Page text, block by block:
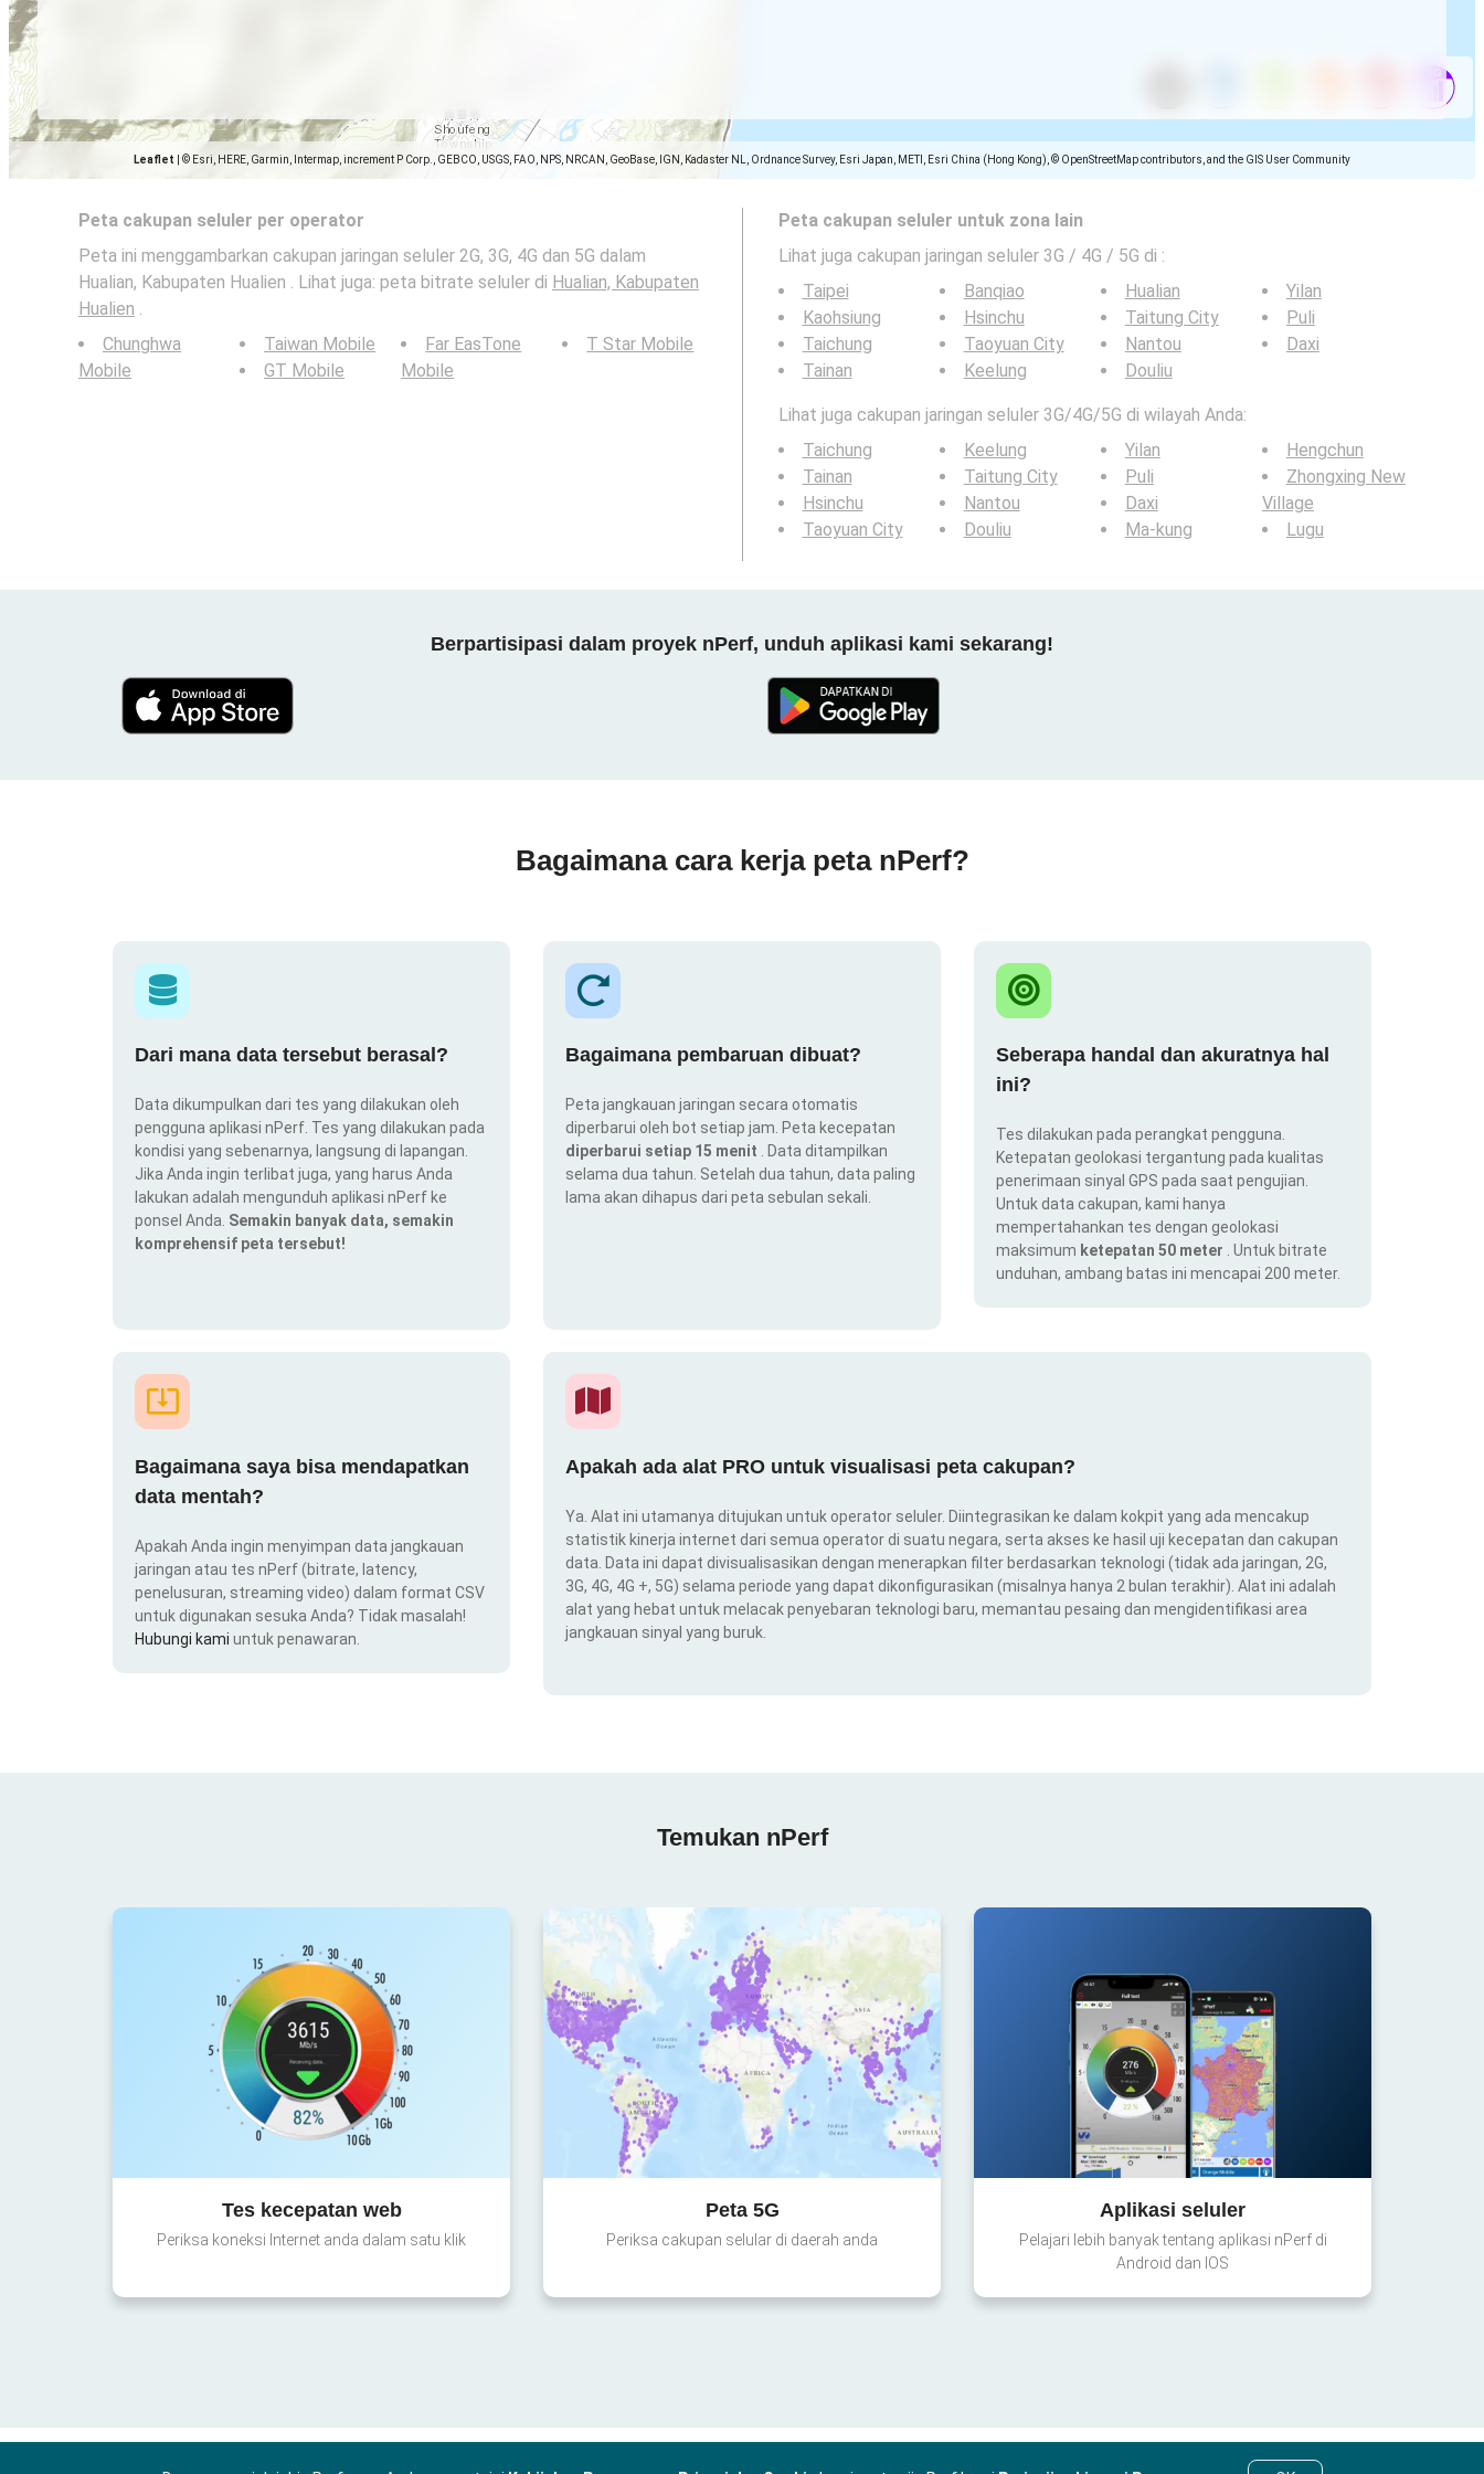
Leaflet © Esri, HERE, Garmin, Intermap, increment P Corp., GEBCO, USGS, FAO, NPS, NRCAN, GeoBase, IGN, Kadaster NL, Ordnance Survey, Esri Japan, METI, Esri China (Hong Kong), © OpenStreetMap contributors, and the GIS User Community
Peta cakupan seluler per operator
Peta ini menggambarkan cakupan jaringan seluler 2G, 3G, 4G dan 5G dalam
Hualian, Kabupaten Hualien . Lihat juga: peta bitrate seluler di Hualian, Kabupaten
Hualien .
Chunghwa
Mobile
Taiwan Mobile
GT Mobile
Far EasTone
Mobile
T Star Mobile
Peta cakupan seluler untuk zona lain
Lihat juga cakupan jaringan seluler 3G / 4G / 5G di :
Taipei
Kaohsiung
Taichung
Tainan
Banqiao
Hsinchu
Taoyuan City
Keelung
Hualian
Taitung City
Nantou
Douliu
Yilan
Puli
Daxi
Lihat juga cakupan jaringan seluler 3G/4G/5G di wilayah Anda:
Taichung
Tainan
Hsinchu
Taoyuan City
Keelung
Taitung City
Nantou
Douliu
Yilan
Puli
Daxi
Ma-kung
Hengchun
Zhongxing New
Village
Lugu
Berpartisipasi dalam proyek nPerf, unduh aplikasi kami sekarang!
Bagaimana cara kerja peta nPerf?
Dari mana data tersebut berasal?
Data dikumpulkan dari tes yang dilakukan oleh
pengguna aplikasi nPerf. Tes yang dilakukan pada
kondisi yang sebenarnya, langsung di lapangan.
Jika Anda ingin terlibat juga, yang harus Anda
lakukan adalah mengunduh aplikasi nPerf ke
ponsel Anda. Semakin banyak data, semakin
komprehensif peta tersebut!
Bagaimana pembaruan dibuat?
Peta jangkauan jaringan secara otomatis
diperbarui oleh bot setiap jam. Peta kecepatan
diperbarui setiap 15 menit
. Data ditampilkan
selama dua tahun. Setelah dua tahun, data paling
lama akan dihapus dari peta sebulan sekali.
Seberapa handal dan akuratnya hal
ini?
Tes dilakukan pada perangkat pengguna.
Ketepatan geolokasi tergantung pada kualitas
penerimaan sinyal GPS pada saat pengujian.
Untuk data cakupan, kami hanya
mempertahankan tes dengan geolokasi
maksimum ketepatan 50 meter
. Untuk bitrate
unduhan, ambang batas ini mencapai 200 meter.
Bagaimana saya bisa mendapatkan
data mentah?
Apakah Anda ingin menyimpan data jangkauan
jaringan atau tes nPerf (bitrate, latency,
penelusuran, streaming video) dalam format CSV
untuk digunakan sesuka Anda? Tidak masalah!
Hubungi kami untuk penawaran.
Apakah ada alat PRO untuk visualisasi peta cakupan?
Ya. Alat ini utamanya ditujukan untuk operator seluler. Diintegrasikan ke dalam kokpit yang ada mencakup
statistik kinerja internet dari semua operator di suatu negara, serta akses ke hasil uji kecepatan dan cakupan
data. Data ini dapat divisualisasikan dengan menerapkan filter berdasarkan teknologi (tidak ada jaringan, 2G,
3G, 4G, 4G +, 5G) selama periode yang dapat dikonfigurasikan (misalnya hanya 2 bulan terakhir). Alat ini adalah
alat yang hebat untuk melacak penyebaran teknologi baru, memantau pesaing dan mengidentifikasi area
jangkauan sinyal yang buruk.
Temukan nPerf
Tes kecepatan web
Periksa koneksi Internet anda dalam satu klik
Peta 5G
Periksa cakupan selular di daerah anda
Aplikasi seluler
Pelajari lebih banyak tentang aplikasi nPerf di
Android dan IOS